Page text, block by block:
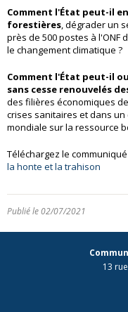
Comment l'État peut-il
forestières, dégrader un
près de 500 postes à l'ONF
le changement climatique ?
Comment l'État peut-il
sans cesse renouvelés
des filières économiques
crises sanitaires et dans
mondiale sur la ressource
Téléchargez le communiqué
la honte et la trahison
Publié le 02/07/2021
13